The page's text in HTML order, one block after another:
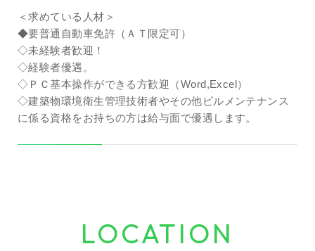
＜求めている人材＞
◆要普通自動車免許（ＡＴ限定可）
◇未経験者歓迎！
◇経験者優遇。
◇ＰＣ基本操作ができる方歓迎（Word,Excel）
◇建築物環境衛生管理技術者やその他ビルメンテナンス
に係る資格をお持ちの方は給与面で優遇します。
LOCATION